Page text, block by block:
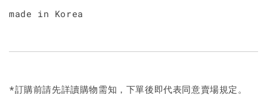
made in Korea
*訂購前請先詳讀購物需知，下單後即代表同意賣場規定。